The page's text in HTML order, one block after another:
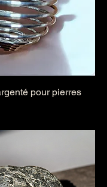
pour pierres